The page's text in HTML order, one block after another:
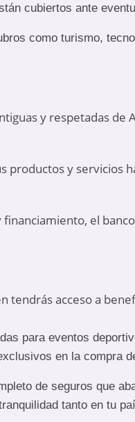
cubiertos ante
como turismo,
y respetadas de
productos y servicios
el
tendrás acceso a
para eventos
en la compra
de seguros que
tanto en tu